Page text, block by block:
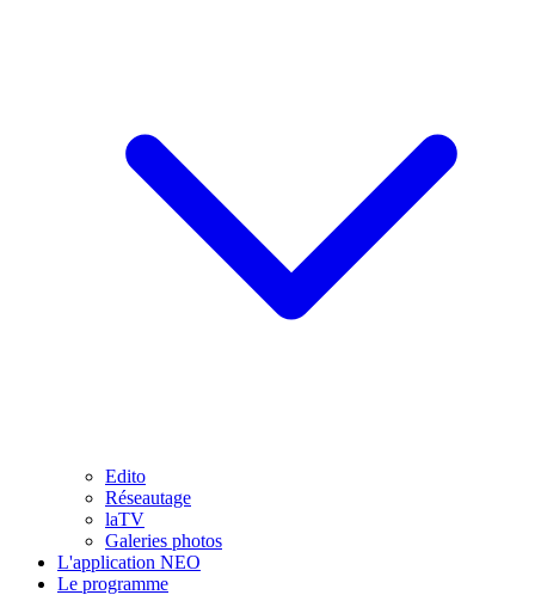
Edito
Réseautage
laTV
Galeries photos
L'application NEO
Le programme